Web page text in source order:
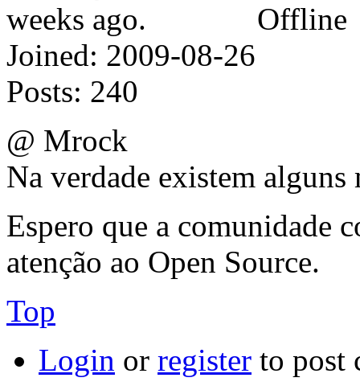
Offline
Joined: 2009-08-26
Posts: 240
@ Mrock
Na verdade existem
Espero que a comunidade
atenção ao Open Source.
Top
Login or register to post